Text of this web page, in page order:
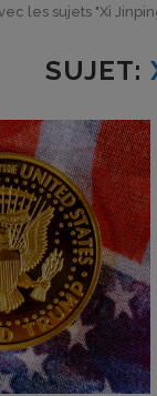
les sujets "Xi
SUJET: